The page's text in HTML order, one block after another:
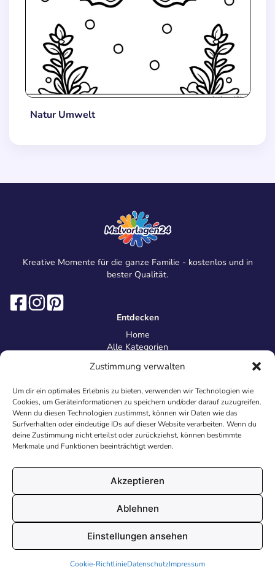
Zustimmung verwalten
Um dir ein optimales Erlebnis zu bieten, verwenden wir Technologien wie
Cookies, um Geräteinformationen zu speichern und/oder darauf zuzugreifen.
Wenn du diesen Technologien zustimmst, können wir Daten wie das
Surfverhalten oder eindeutige IDs auf dieser Website verarbeiten. Wenn du
deine Zustimmung nicht erteilst oder zurückziehst, können bestimmte
Merkmale und Funktionen beeinträchtigt werden.
Akzeptieren
Ablehnen
Einstellungen ansehen
Cookie-RichtlinieDatenschutzImpressum
Natur Umwelt
Kreative Momente für die ganze Familie - kostenlos und in
bester Qualität.
Entdecken
Home
Alle Kategorien
Information
Über uns
Kontakt
Inhaltsrichtlinien
Recht & Datenschutz
Impressum
AGB
Cookies
© 2026 Malvorlagen24.de - Alle Rechte vorbehalten. Made with
in Deutschland.